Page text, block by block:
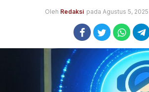
Oleh Redaksi pada Agustus 5,